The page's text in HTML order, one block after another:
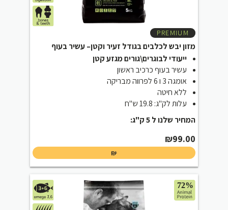
PREMIUM
מזון יבש לכלבים בגודל זעיר וקטן– עשיר בעוף
ייעודי לבוגרים\גורים מגזע קטן
עשיר בעוף כרכיב ראשון
אומגה 3 ו 6 לפרווה מבריקה
ללא חיטה
עלות לק"ג: 19.8 ש"ח
המחיר שלנו ל 5 ק"ג:
₪99.00
₪